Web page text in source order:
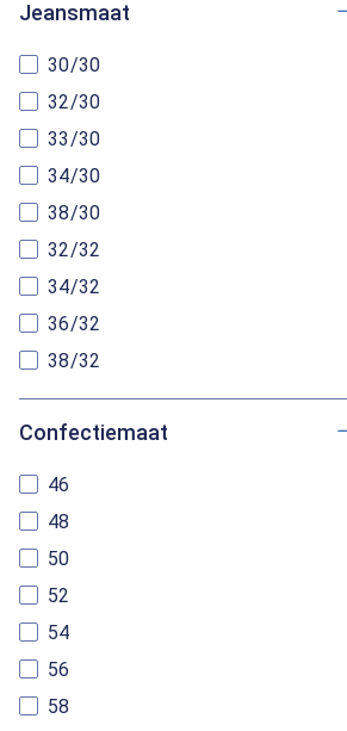
Jeansmaat
30/30
32/30
33/30
34/30
38/30
32/32
34/32
36/32
38/32
Confectiemaat
46
48
50
52
54
56
58